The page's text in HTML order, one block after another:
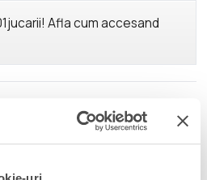
Afla cum accesand
of the Mortal Kombat universe,